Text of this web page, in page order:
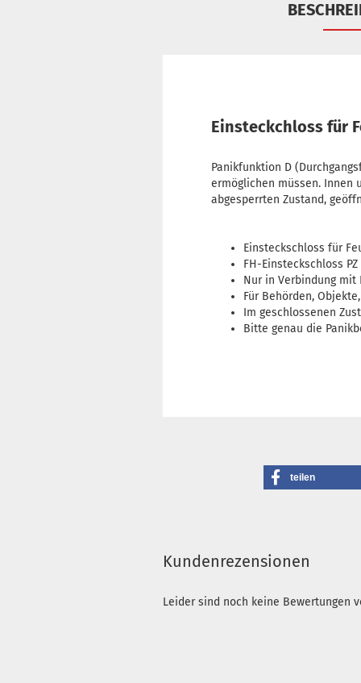
Einsteckchloss für
Panikfunktion D
ermöglichen müssen. Innen
abgesperrten Zustand,
Einsteckschloss für
FH-Einsteckschloss
Nur in Verbindung mit
Für Behörden,
Im geschlossenen
Bitte genau die
teilen
Kundenrezensionen
Leider sind noch keine Bewertungen